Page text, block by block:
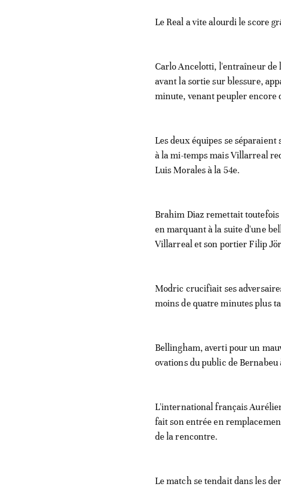
Le Real a vite alourdi le score
Carlo Ancelotti, l'entraîneur de
avant la sortie sur blessure,
minute, venant peupler encore
Les deux équipes se séparaient
à la mi-temps mais Villarreal
Luis Morales à la 54e.
Brahim Diaz remettait
en marquant à la suite d'une
Villarreal et son portier Filip
Modric crucifiait ses
moins de quatre minutes plus
Bellingham, averti pour un
ovations du public de
L'international français
fait son entrée en
de la rencontre.
Le match se tendait dans les